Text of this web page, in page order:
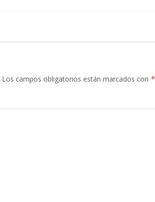
Los campos obligatorios están marcados con *